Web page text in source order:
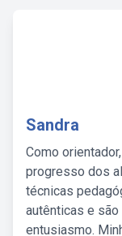
Sandra
Como
progresso dos
técnicas
autênticas e
entusiasmo.